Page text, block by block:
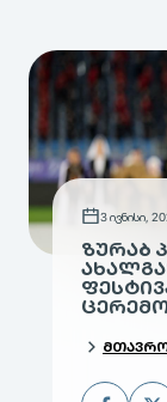
3 ივნისი,
ᲖᲣᲠᲐᲑ